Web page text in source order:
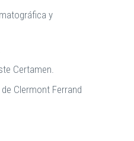
y
Certamen.
Clermont Ferrand